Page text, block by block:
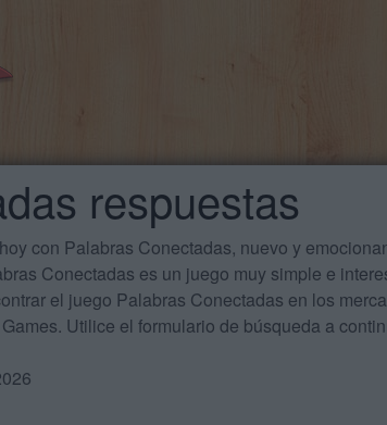
respuestas
con Palabras Conectadas, nuevo y
Conectadas es un juego muy simple e
el juego Palabras Conectadas en los
Utilice el formulario de búsqueda a